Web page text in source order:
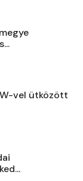
vel ütközött